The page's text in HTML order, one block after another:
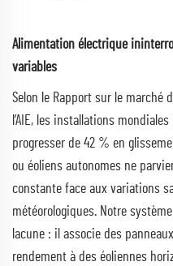
Alimentation électrique
variables
Selon le Rapport sur le marché
l’AIE, les installations
progresser de 42 % en
ou éoliens autonomes ne
constante face aux variations
météorologiques. Notre
lacune : il associe des
rendement à des éoliennes